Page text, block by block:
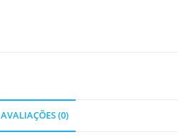
AVALIAÇÕES (0)